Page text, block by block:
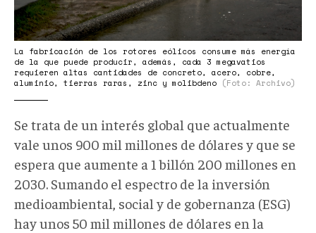
La fabricación de los rotores eólicos consume más energía
de la que puede producir, además, cada 3 megavatios
requieren altas cantidades de concreto, acero, cobre,
aluminio, tierras raras, zinc y molibdeno (Foto: Archivo)
Se trata de un interés global que actualmente
vale unos 900 mil millones de dólares y que se
espera que aumente a 1 billón 200 millones en
2030. Sumando el espectro de la inversión
medioambiental, social y de gobernanza (ESG)
hay unos 50 mil millones de dólares en la